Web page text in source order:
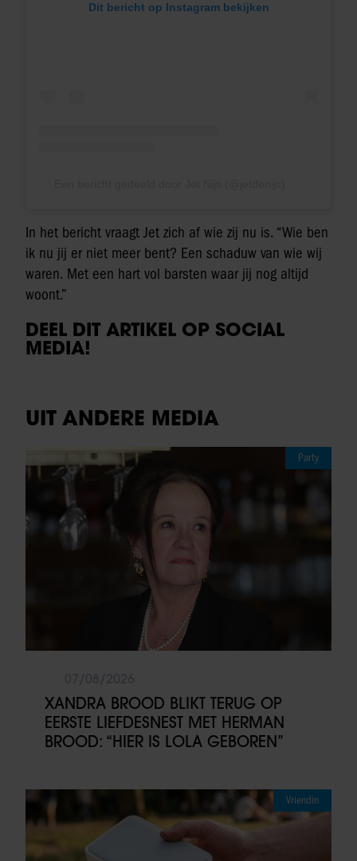
Dit bericht op Instagram bekijken
In het bericht vraagt Jet zich af wie zij nu is. “Wie ben
ik nu jij er niet meer bent? Een schaduw van wie wij
waren. Met een hart vol barsten waar jij nog altijd
woont.”
DEEL DIT ARTIKEL OP SOCIAL
MEDIA!
UIT ANDERE MEDIA
Party
XANDRA BROOD BLIKT TERUG OP
EERSTE LIEFDESNEST MET HERMAN
BROOD: “HIER IS LOLA GEBOREN”
Vriendin